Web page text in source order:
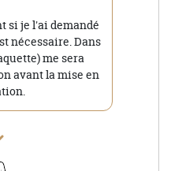
si je l'ai demandé
nécessaire. Dans
me sera
avant la mise en